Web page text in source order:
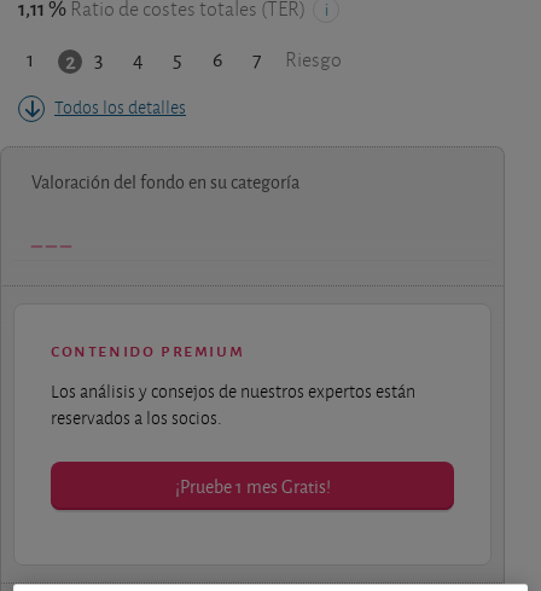
1,11 % Ratio de costes totales (TER)
1 2 3 4 5 6 7 Riesgo
Todos los detalles
Valoración del fondo en su categoría
contenido premium
Los análisis y consejos de nuestros expertos están
reservados a los socios.
¡Pruebe 1 mes Gratis!